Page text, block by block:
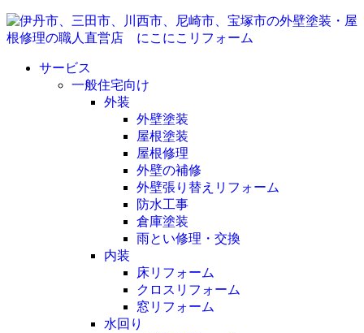
サービス
一般住宅向け
外装
外壁塗装
屋根塗装
屋根修理
外壁の補修
外壁張り替えリフォーム
防水工事
倉庫塗装
雨とい修理・交換
内装
床リフォーム
クロスリフォーム
窓リフォーム
水回り